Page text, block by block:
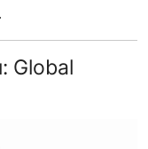
Global